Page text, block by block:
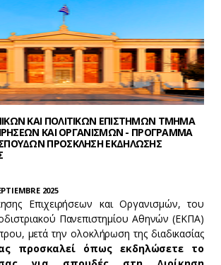
ΚΑΙ ΠΟΛΙΤΙΚΩΝ ΕΠΙΣΤΗΜΩΝ ΤΜΗΜΑ
ΚΑΙ ΟΡΓΑΝΙΣΜΩΝ - ΠΡΟΓΡΑΜΜΑ
ΠΡΟΣΚΛΗΣΗ ΕΚΔΗΛΩΣΗΣ
2025
Επιχειρήσεων και Οργανισμών, του
Πανεπιστημίου Αθηνών (ΕΚΠΑ)
μετά την ολοκλήρωση της διαδικασίας
προσκαλεί όπως εκδηλώσετε το